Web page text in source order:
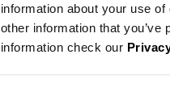
information about your use
other information that
information check our